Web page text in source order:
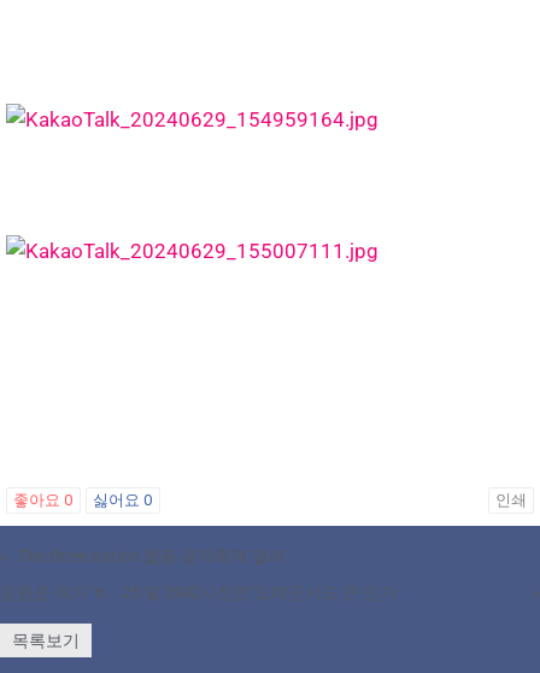
좋아요 0 싫어요 0 인쇄
«
The three nation 합동 음악축제 열려
김원준 작가 ‘6ㆍ25 및 DMZ사진전’오레곤서도 큰 인기
»
목록보기